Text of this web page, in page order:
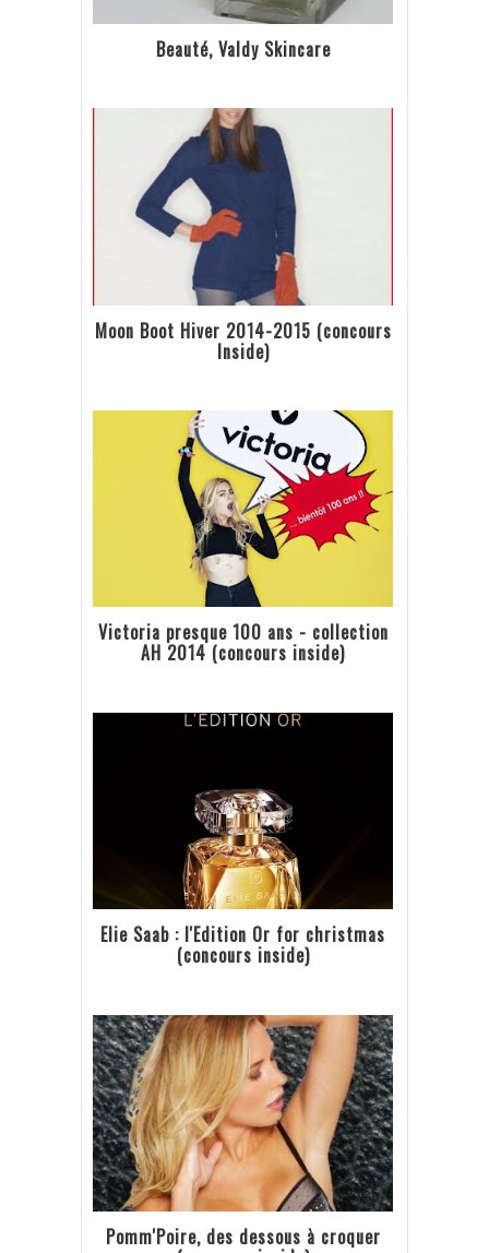
Beauté, Valdy Skincare
Moon Boot Hiver 2014-2015 (concours
Inside)
Victoria presque 100 ans - collection
AH 2014 (concours inside)
Elie Saab : l'Edition Or for christmas
(concours inside)
Pomm'Poire, des dessous à croquer